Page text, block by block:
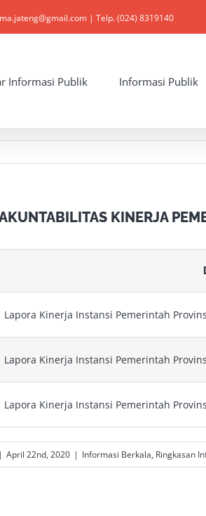
| Telp. (024) 8319140
Informasi Publik Informasi Publik
KINERJA
Lapora Kinerja Instansi Pemerintah
Lapora Kinerja Instansi Pemerintah
Lapora Kinerja Instansi Pemerintah
| April 22nd, 2020 | Informasi Berkala, Ringkasan